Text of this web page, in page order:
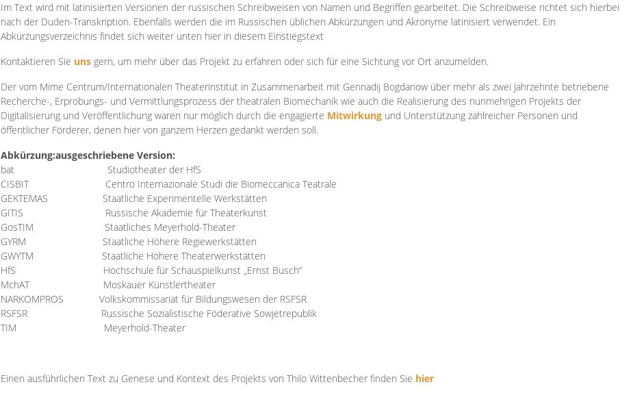
Im Text wird mit latinisierten Versionen der russischen Schreibweisen von Namen und Begriffen gearbeitet. Die Schreibweise richtet sich hierbei
nach der Duden-Transkription. Ebenfalls werden die im Russischen üblichen Abkürzungen und Akronyme latinisiert verwendet. Ein
Abkürzungsverzeichnis findet sich weiter unten hier in diesem Einstiegstext
Kontaktieren Sie uns gern, um mehr über das Projekt zu erfahren oder sich für eine Sichtung vor Ort anzumelden.
Der vom Mime Centrum/Internationalen Theaterinstitut in Zusammenarbeit mit Gennadij Bogdanow über mehr als zwei Jahrzehnte betriebene
Recherche-, Erprobungs- und Vermittlungsprozess der theatralen Biomechanik wie auch die Realisierung des nunmehrigen Projekts der
Digitalisierung und Veröffentlichung waren nur möglich durch die engagierte Mitwirkung und Unterstützung zahlreicher Personen und
öffentlicher Förderer, denen hier von ganzem Herzen gedankt werden soll.
Abkürzung:ausgeschriebene Version:
bat
Studiotheater der HfS
CISBIT
Centro Internazionale Studi die Biomeccanica Teatrale
GEKTEMAS
Staatliche Experimentelle Werkstätten
GITIS
Russische Akademie für Theaterkunst
GosTIM
Staatliches Meyerhold-Theater
GYRM
Staatliche Höhere Regiewerkstätten
GWYTM
Staatliche Höhere Theaterwerkstätten
HfS
Hochschule für Schauspielkunst „Ernst Busch“
MchAT
Moskauer Künstlertheater
NARKOMPROS
Volkskommissariat für Bildungswesen der RSFSR
RSFSR
Russische Sozialistische Föderative Sowjetrepublik
TIM Meyerhold-Theater
Einen ausführlichen Text zu Genese und Kontext des Projekts von Thilo Wittenbecher finden Sie hier